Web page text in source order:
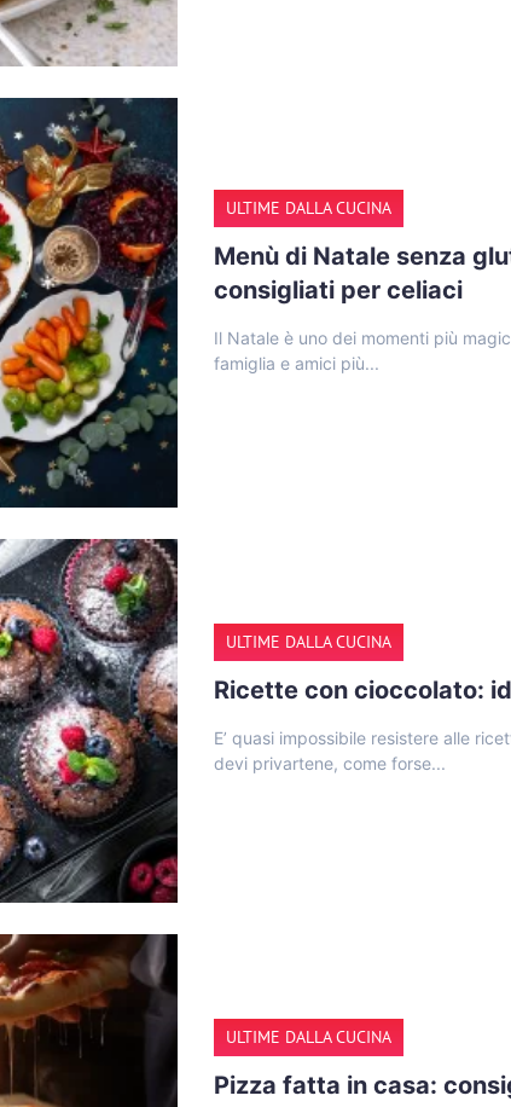
ULTIME DALLA CUCINA
Menù di Natale senza
consigliati per celiaci
Il Natale è uno dei momenti più
famiglia e amici più...
ULTIME DALLA CUCINA
Ricette con cioccolato:
E’ quasi impossibile resistere alle
devi privartene, come forse...
ULTIME DALLA CUCINA
Pizza fatta in casa: